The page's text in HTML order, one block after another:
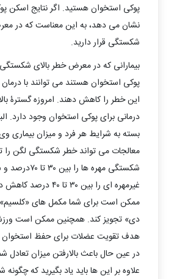
پوکی استخوان هستید. اگر نتایج اسکن
نشان می دهد، به این معناست که در
شکستگی قرار دارید.
بیمارانی که در معرض خطر بالای شکستگی
پوکی استخوان هستند می توانند با درمان
این خطر را کاهش دهند. امروزه گسترۀ
درمانی برای پوکی استخوان وجود دارد.
بسته به شرایط هر فرد و میزان بیماری
شکستگی مهره ها را بین
غیرمهره ای را بین ۳۰ تا ۴۰
ممکن است برای شما مکمل های «کلسیم» و
دی» تجویز کند. همچنین ممکن است
هدف تقویت عضلات برای حفظ استخوان ها
در عین حال باعث بالارفتن میزان تعادل
علاوه بر این ها باید یاد بگیرید که چگونه